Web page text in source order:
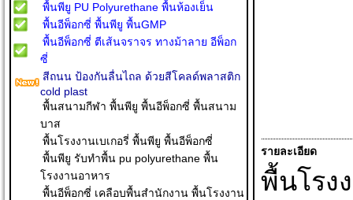
พื้นพียู PU Polyurethane พื้นห้องเย็น
พื้นอีพ็อกซี่ พื้นพียู พื้นGMP
พื้นอีพ็อกซี่ ตีเส้นจราจร ทางม้าลาย อีพ็อก
ซี่
สีถนน ป้องกันลื่นไถล ด้วยสีโคลด์พลาสติก
cold plast
พื้นสนามกีฬา พื้นพียู พื้นอีพ็อกซี่ พื้นสนาม
บาส
พื้นโรงงานเบเกอรี่ พื้นพียู พื้นอีพ็อกซี่
พื้นพียู รับทำพื้น pu polyurethane พื้น
โรงงานอาหาร
พื้นอีพ็อกซี่ เคลือบพื้นสำนักงาน พื้นโรงงาน
รายละเอียด
พื้นโรง